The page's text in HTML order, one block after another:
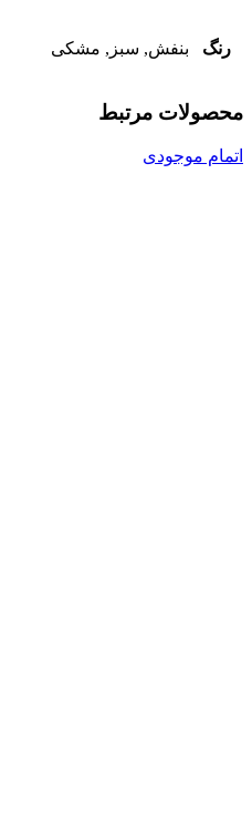
رنگ بنفش, سبز, مشکی
محصولات مرتبط
اتمام موجودی